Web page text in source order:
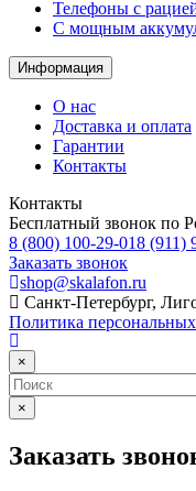
Телефоны с
C мощным
Информация
О нас
Доставка и оплата
Гарантии
Контакты
Контакты
Бесплатный звонок по
8 (800) 100-29-018 (911)
Заказать звонок
shop@skalafon.ru
Санкт-Петербург,
Политика
×
×
Заказать